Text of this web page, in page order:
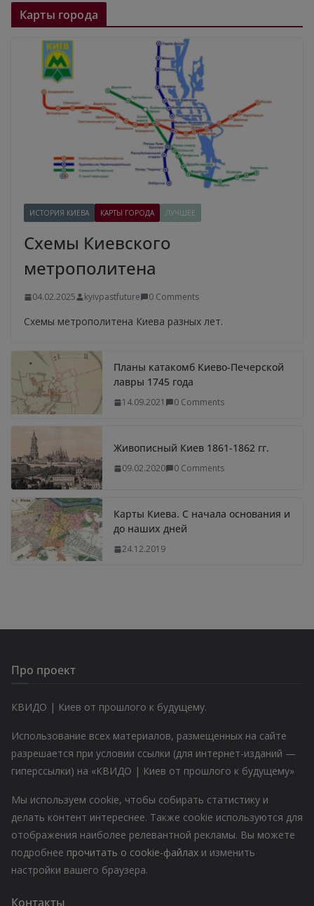
Карты города
ИСТОРИЯ КИЕВА КАРТЫ ГОРОДА ЛУЧШЕЕ
Схемы Киевского
метрополитена
04.02.2025 kyivpastfuture 0 Comments
Схемы метрополитена Киева разных лет.
Планы катакомб Киево-Печерской
лавры 1745 года
14.09.2021 0 Comments
Живописный Киев 1861-1862 гг.
09.02.2020 0 Comments
Карты Киева. С начала основания и
до наших дней
24.12.2019
Про проект
КВИДО | Киев от прошлого к будущему.
Использование всех материалов, размещенных на сайте
разрешается при условии ссылки (для интернет-изданий —
гиперссылки) на «КВИДО | Киев от прошлого к будущему»
Мы используем cookie, чтобы собирать статистику и
делать контент интереснее. Также cookie используются для
отображения наиболее релевантной рекламы. Вы можете
подробнее прочитать о cookie-файлах и изменить
настройки вашего браузера.
Контакты